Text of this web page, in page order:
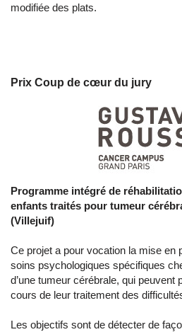
modifiée des plats.
Prix Coup de cœur du jury
Programme intégré de
enfants traités pour tumeur
(Villejuif)
Ce projet a pour vocation la mise en
soins psychologiques spécifiques
d’une tumeur cérébrale, qui peuvent
cours de leur traitement des
Les objectifs sont de détecter de